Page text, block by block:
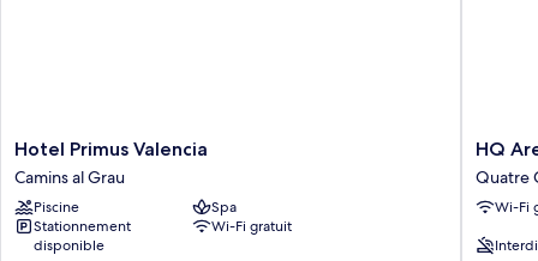
Hotel
Primus
Valencia
Camins
al
Grau
Hotel Primus Valencia
Camins al Grau
Piscine
Spa
Stationnement
disponible
Wi-Fi gratuit
HQ
Arena
Hotel
Quatre
Carreres
HQ
Quatre
Wi-Fi